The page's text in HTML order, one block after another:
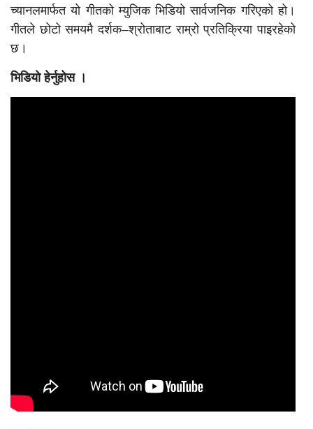
च्यानलमार्फत यो गीतको म्युजिक भिडियो सार्वजनिक गरिएको हो।
गीतले छोटो समयमै दर्शक–श्रोताबाट राम्रो प्रतिक्रिया पाइरहेको
छ।
भिडियो हेर्नुहोस ।